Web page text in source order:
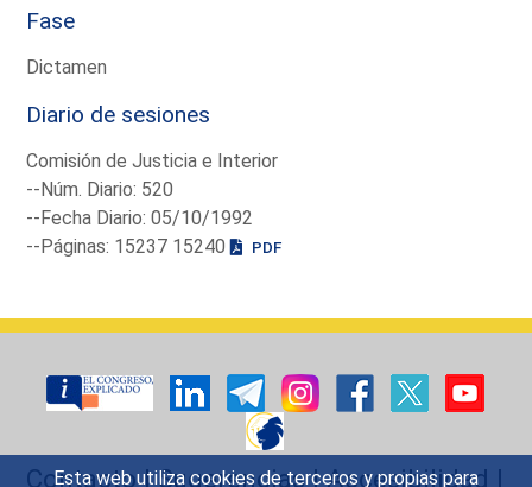
Esta web utiliza cookies de terceros y propias para
Fase
Dictamen
Diario de sesiones
Comisión de Justicia e Interior
--Núm. Diario: 520
--Fecha Diario: 05/10/1992
--Páginas: 15237 15240
PDF
Contacto|Sugerencias|Accesibilidad |